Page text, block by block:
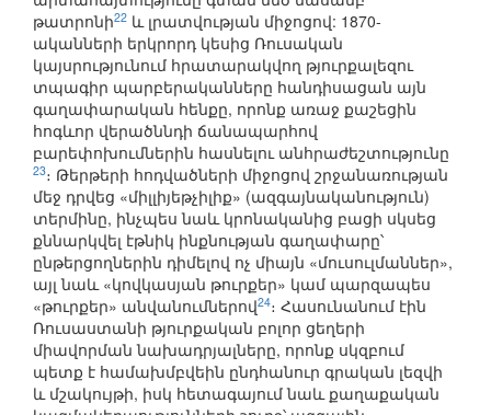
թատրոնի22 և լրատվության միջոցով: 1870-
ականների երկրորդ կեսից Ռուսական
կայսրությունում հրատարակվող թյուրքալեզու
տպագիր պարբերականները հանդիսացան այն
գաղափարական հենքը, որոնք առաջ քաշեցին
հոգևոր վերածննդի ճանապարհով
բարեփոխումներին հասնելու անհրաժեշտությունը
23։ Թերթերի հոդվածների միջոցով շրջանառության
մեջ դրվեց «միլլիյեթչիլիք» (ազգայնականություն)
տերմինը, ինչպես նաև կրոնականից բացի սկսեց
քննարկվել էթնիկ ինքնության գաղափարը՝
ընթերցողներին դիմելով ոչ միայն «մուսուլմաններ»,
այլ նաև «կովկասյան թուրքեր» կամ պարզապես
«թուրքեր» անվանումներով24։ Հասունանում էին
Ռուսաստանի թյուրքական բոլոր ցեղերի
միավորման նախադրյալները, որոնք սկզբում
պետք է համախմբվեին ընդհանուր գրական լեզվի
և մշակույթի, իսկ հետագայում նաև քաղաքական